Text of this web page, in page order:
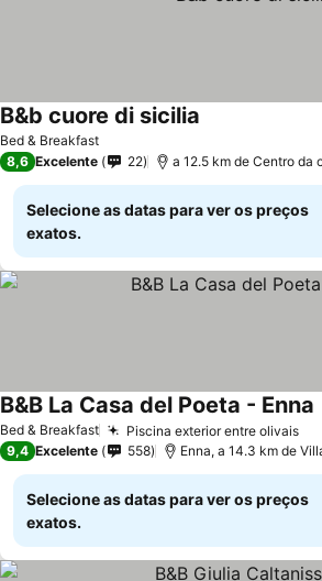
Bed & Breakfast
B&b cuore di sicilia
8,6 Excelente 22 a 12.5 km de Centro da
Selecione as datas para ver os preços
exatos.
Bed & Breakfast Piscina exterior entre olivais
B&B La Casa del Poeta - Enna
9,4 Excelente 558 Enna, a 14.3 km de
Selecione as datas para ver os preços
exatos.